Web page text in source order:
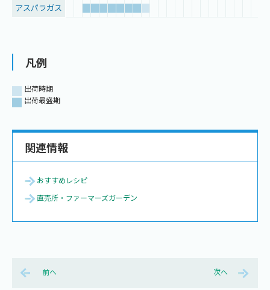
アスパラガス
凡例
出荷時期
出荷最盛期
関連情報
おすすめレシピ
直売所・ファーマーズガーデン
前へ 次へ